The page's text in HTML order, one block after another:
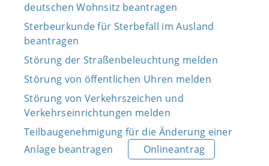
deutschen Wohnsitz beantragen
Sterbeurkunde für Sterbefall im Ausland
beantragen
Störung der Straßenbeleuchtung melden
Störung von öffentlichen Uhren melden
Störung von Verkehrszeichen und
Verkehrseinrichtungen melden
Teilbaugenehmigung für die Änderung einer
Anlage beantragen
Onlineantrag